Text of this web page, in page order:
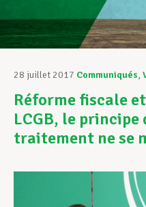
Assistance au
Vos droits
28 juillet 2017 Communiqués,
Réforme fiscale
LCGB, le principe
traitement ne se